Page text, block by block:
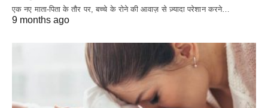
एक नए माता-पिता के तौर पर, बच्चे के रोने की आवाज़ से ज़्यादा परेशान करने…
9 months ago